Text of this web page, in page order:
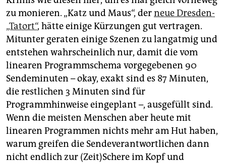
abo
genossenschaft
epaper login
zu monieren. „Katz und Maus“, derneue Dresden-
„Tatort“, hätte einige Kürzungen gut vertragen.
Mitunter geraten einige Szenen zu langatmig und
entstehen wahrscheinlich nur, damit die vom
linearen Programmschema vorgegebenen 90
Sendeminuten – okay, exakt sind es 87 Minuten,
die restlichen 3 Minuten sind für
Programmhinweise eingeplant –, ausgefüllt sind.
Wenn die meisten Menschen aber heute mit
linearen Programmen nichts mehr am Hut haben,
warum greifen die Sendeverantwortlichen dann
nicht endlich zur (Zeit)Schere im Kopf und